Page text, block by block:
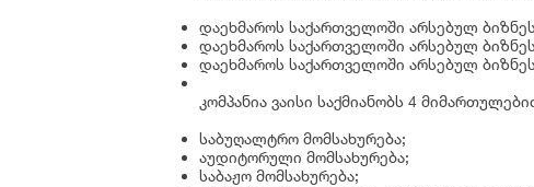
დაეხმაროს საქართველოში არსებულ
დაეხმაროს საქართველოში არსებულ
დაეხმაროს საქართველოში არსებულ
კომპანია ვაისი საქმიანობს 4
საბუღალტრო მომსახურება;
აუდიტორული მომსახურება;
საბაჟო მომსახურება;